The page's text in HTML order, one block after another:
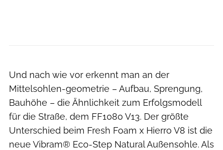
Und nach wie vor erkennt man an der
Mittelsohlen-geometrie – Aufbau, Sprengung,
Bauhöhe – die Ähnlichkeit zum Erfolgsmodell
für die Straße, dem FF1080 V13. Der größte
Unterschied beim Fresh Foam x Hierro V8 ist die
neue Vibram® Eco-Step Natural Außensohle. Als